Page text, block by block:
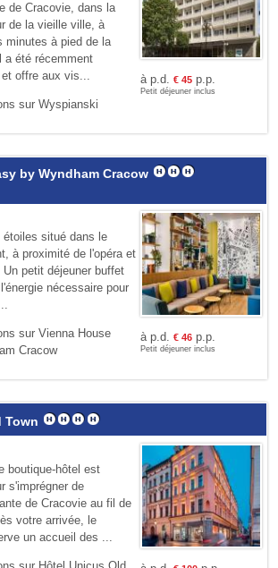
de Cracovie, dans la
de la vieille ville, à
minutes à pied de la
a été récemment
offre aux vis...
sur Wyspianski
à p.d. € 45p.p.
Petit déjeuner inclus
by Wyndham Cracow
étoiles situé dans le
à proximité de l'opéra et
petit déjeuner buffet
nécessaire pour
sur Vienna House
Cracow
à p.d. € 46p.p.
Petit déjeuner inclus
Town
boutique-hôtel est
s'imprégner de
de Cracovie au fil de
votre arrivée, le
un accueil des ...